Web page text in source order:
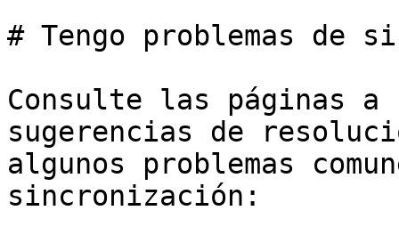
# Tengo problemas de
Consulte las páginas a
sugerencias de
algunos problemas
sincronización: